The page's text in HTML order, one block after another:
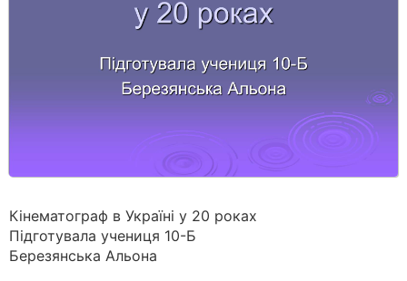
Кінематограф в Україні у 20 роках
Підготувала учениця 10-Б
Березянська Альона